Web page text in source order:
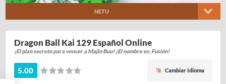
NETU
Dragon Ball Kai 129 Español Online
¡El plan secreto para vencer a Majin Buu! ¡El nombre es: Fusión!
5.00 Cambiar Idioma